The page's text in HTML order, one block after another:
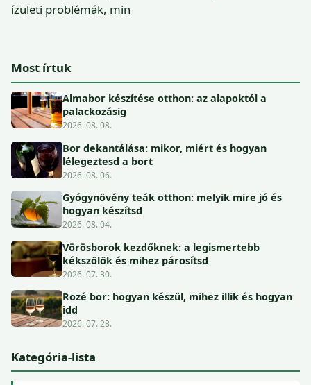
ízületi problémák, min
Most írtuk
Almabor készítése otthon: az alapoktól a
palackozásig
2026. 08. 08.
Bor dekantálása: mikor, miért és hogyan
lélegeztesd a bort
2026. 08. 06.
Gyógynövény teák otthon: melyik mire jó és
hogyan készítsd
2026. 08. 04.
Vörösborok kezdőknek: a legismertebb
kékszőlők és mihez párosítsd
2026. 07. 30.
Rozé bor: hogyan készül, mihez illik és hogyan
idd
2026. 07. 28.
Kategória-lista